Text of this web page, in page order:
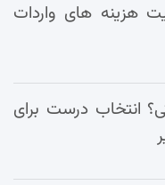
هزینه‌ های واردات
انتخاب درست برای